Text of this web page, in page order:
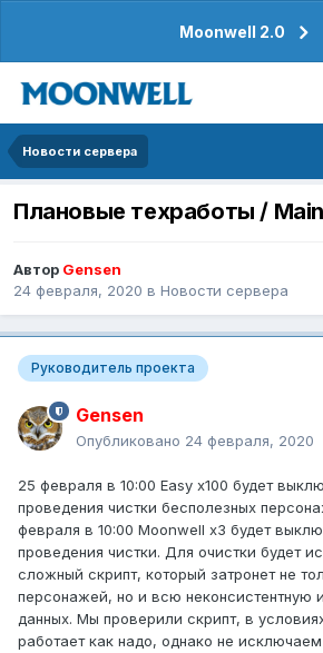
Moonwell 2.0
Новости сервера
Плановые техработы /
Автор Gensen
24 февраля, 2020 в Новости сервера
Руководитель проекта
Gensen
Опубликовано 24 февраля, 2020
25 февраля в 10:00 Easy x100 будет
проведения чистки бесполезных
февраля в 10:00 Moonwell x3 будет
проведения чистки. Для очистки будет
сложный скрипт, который затронет не
персонажей, но и всю неконсистентную
данных. Мы проверили скрипт, в
работает как надо, однако не исключаем